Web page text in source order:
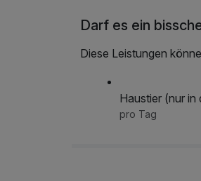
Darf es ein
Diese Leistungen
Haustier (nur in
pro Tag